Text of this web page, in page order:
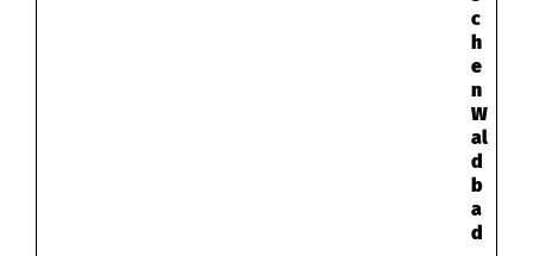
c
h
e
n
W
al
d
b
a
d